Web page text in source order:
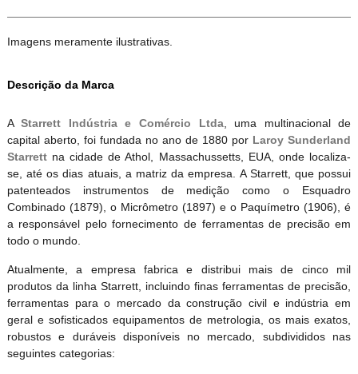
Imagens meramente ilustrativas.
Descrição da Marca
AStarrett Indústria e Comércio Ltda, uma multinacional de
capital aberto, foi fundada no ano de 1880 por Laroy Sunderland
Starrettna cidade de Athol, Massachussetts, EUA, onde localiza-
se, até os dias atuais, a matriz da empresa. A Starrett, que possui
patenteados instrumentos de medição como o Esquadro
Combinado (1879), o Micrômetro (1897) e o Paquímetro (1906), é
a responsável pelo fornecimento de ferramentas de precisão em
todo o mundo.
Atualmente, a empresa fabrica e distribui mais de cinco mil
produtos da linha Starrett, incluindo finas ferramentas de precisão,
ferramentas para o mercado da construção civil e indústria em
geral e sofisticados equipamentos de metrologia, os mais exatos,
robustos e duráveis disponíveis no mercado, subdivididos nas
seguintes categorias: